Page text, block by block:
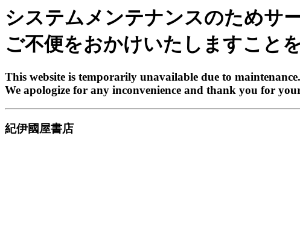
システムメンテナンスのためサ
ご不便をおかけいたしますこと
This website is temporarily unavailable due to maintenance.
We apologize for any inconvenience and thank you for
紀伊國屋書店